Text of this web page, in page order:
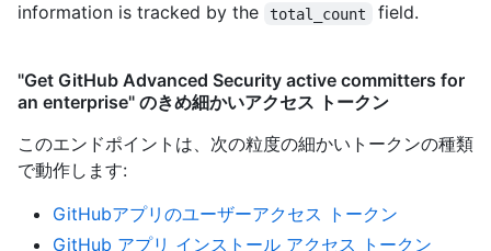
information is tracked by the
total_count field.
"Get GitHub Advanced Security active committers for
an enterprise" のきめ細かいアクセス トークン
このエンドポイントは、次の粒度の細かいトークンの種類
で動作します:
GitHubアプリのユーザーアクセス トークン
GitHub アプリ インストール アクセス トークン